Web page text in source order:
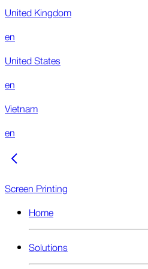
United Kingdom
en
United States
en
Vietnam
en
Screen Printing
Home
Solutions